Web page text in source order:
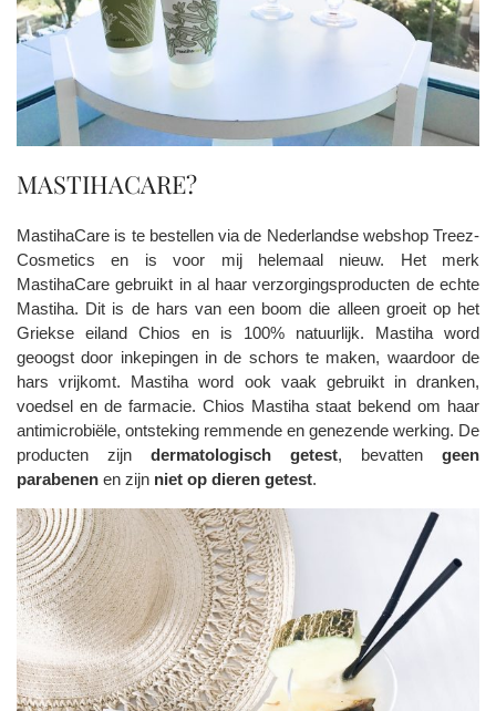
MASTIHACARE?
MastihaCare is te bestellen via de Nederlandse webshop Treez-
Cosmetics en is voor mij helemaal nieuw. Het merk
MastihaCare gebruikt in al haar verzorgingsproducten de echte
Mastiha. Dit is de hars van een boom die alleen groeit op het
Griekse eiland Chios en is 100% natuurlijk. Mastiha word
geoogst door inkepingen in de schors te maken, waardoor de
hars vrijkomt. Mastiha word ook vaak gebruikt in dranken,
voedsel en de farmacie. Chios Mastiha staat bekend om haar
antimicrobiële, ontsteking remmende en genezende werking. De
producten zijn dermatologisch getest, bevatten geen
parabenen en zijn niet op dieren getest.